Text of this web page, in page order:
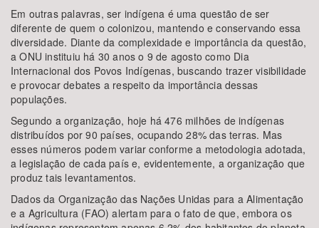
Em outras palavras, ser indígena é uma questão de ser
diferente de quem o colonizou, mantendo e conservando essa
diversidade. Diante da complexidade e importância da questão,
a ONU instituiu há 30 anos o 9 de agosto como Dia
Internacional dos Povos Indígenas, buscando trazer visibilidade
e provocar debates a respeito da importância dessas
populações.
Segundo a organização, hoje há 476 milhões de indígenas
distribuídos por 90 países, ocupando 28% das terras. Mas
esses números podem variar conforme a metodologia adotada,
a legislação de cada país e, evidentemente, a organização que
produz tais levantamentos.
Dados da Organização das Nações Unidas para a Alimentação
e a Agricultura (FAO) alertam para o fato de que, embora os